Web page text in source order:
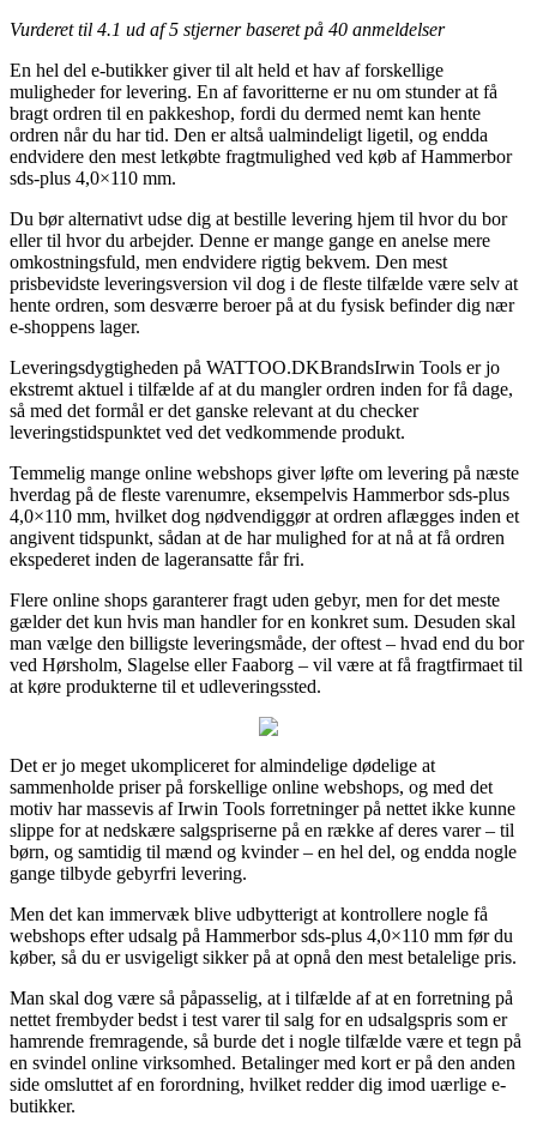
Vurderet til 4.1 ud af 5 stjerner baseret på 40 anmeldelser
En hel del e-butikker giver til alt held et hav af forskellige
muligheder for levering. En af favoritterne er nu om stunder at få
bragt ordren til en pakkeshop, fordi du dermed nemt kan hente
ordren når du har tid. Den er altså ualmindeligt ligetil, og endda
endvidere den mest letkøbte fragtmulighed ved køb af Hammerbor
sds-plus 4,0×110 mm.
Du bør alternativt udse dig at bestille levering hjem til hvor du bor
eller til hvor du arbejder. Denne er mange gange en anelse mere
omkostningsfuld, men endvidere rigtig bekvem. Den mest
prisbevidste leveringsversion vil dog i de fleste tilfælde være selv at
hente ordren, som desværre beroer på at du fysisk befinder dig nær
e-shoppens lager.
Leveringsdygtigheden på WATTOO.DKBrandsIrwin Tools er jo
ekstremt aktuel i tilfælde af at du mangler ordren inden for få dage,
så med det formål er det ganske relevant at du checker
leveringstidspunktet ved det vedkommende produkt.
Temmelig mange online webshops giver løfte om levering på næste
hverdag på de fleste varenumre, eksempelvis Hammerbor sds-plus
4,0×110 mm, hvilket dog nødvendiggør at ordren aflægges inden et
angivent tidspunkt, sådan at de har mulighed for at nå at få ordren
ekspederet inden de lageransatte får fri.
Flere online shops garanterer fragt uden gebyr, men for det meste
gælder det kun hvis man handler for en konkret sum. Desuden skal
man vælge den billigste leveringsmåde, der oftest – hvad end du bor
ved Hørsholm, Slagelse eller Faaborg – vil være at få fragtfirmaet til
at køre produkterne til et udleveringssted.
Det er jo meget ukompliceret for almindelige dødelige at
sammenholde priser på forskellige online webshops, og med det
motiv har massevis af Irwin Tools forretninger på nettet ikke kunne
slippe for at nedskære salgspriserne på en række af deres varer – til
børn, og samtidig til mænd og kvinder – en hel del, og endda nogle
gange tilbyde gebyrfri levering.
Men det kan immervæk blive udbytterigt at kontrollere nogle få
webshops efter udsalg på Hammerbor sds-plus 4,0×110 mm før du
køber, så du er usvigeligt sikker på at opnå den mest betalelige pris.
Man skal dog være så påpasselig, at i tilfælde af at en forretning på
nettet frembyder bedst i test varer til salg for en udsalgspris som er
hamrende fremragende, så burde det i nogle tilfælde være et tegn på
en svindel online virksomhed. Betalinger med kort er på den anden
side omsluttet af en forordning, hvilket redder dig imod uærlige e-
butikker.